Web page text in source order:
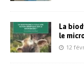
La
le
12